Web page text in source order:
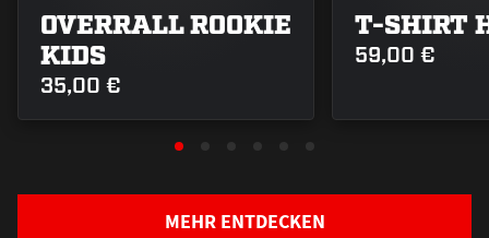
OVERRALL ROOKIE
KIDS
35,00 €
T-SHIRT
59,00 €
MEHR ENTDECKEN
Verbunden